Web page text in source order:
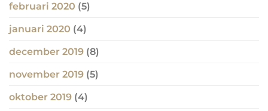
februari 2020 (5)
januari 2020 (4)
december 2019 (8)
november 2019 (5)
oktober 2019 (4)